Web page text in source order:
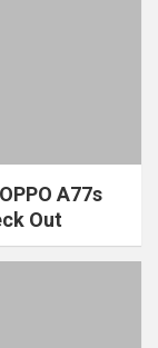
A77s
Out